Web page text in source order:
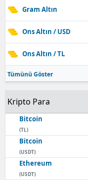
Gram Altın
Ons Altın / USD
Ons Altın / TL
Tümünü Göster
Kripto Para
Bitcoin
(TL)
Bitcoin
(USDT)
Ethereum
(USDT)